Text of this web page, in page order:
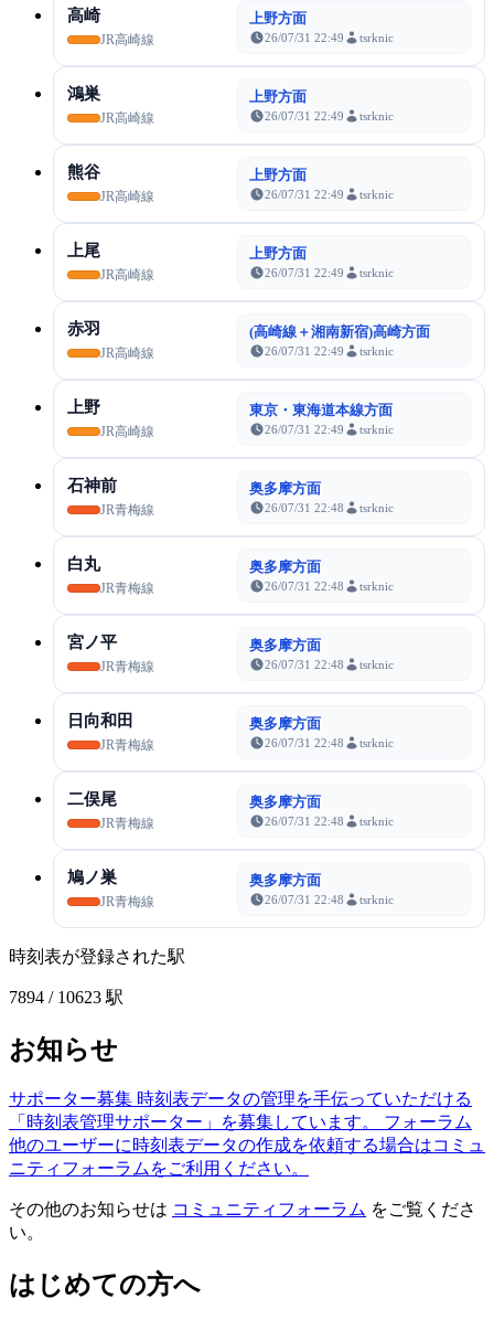
高崎
JR高崎線
上野方面
26/07/31 22:49 tsrknic
鴻巣
JR高崎線
上野方面
26/07/31 22:49 tsrknic
熊谷
JR高崎線
上野方面
26/07/31 22:49 tsrknic
上尾
JR高崎線
上野方面
26/07/31 22:49 tsrknic
赤羽
JR高崎線
(高崎線＋湘南新宿)高崎方面
26/07/31 22:49 tsrknic
上野
JR高崎線
東京・東海道本線方面
26/07/31 22:49 tsrknic
石神前
JR青梅線
奥多摩方面
26/07/31 22:48 tsrknic
白丸
JR青梅線
奥多摩方面
26/07/31 22:48 tsrknic
宮ノ平
JR青梅線
奥多摩方面
26/07/31 22:48 tsrknic
日向和田
JR青梅線
奥多摩方面
26/07/31 22:48 tsrknic
二俣尾
JR青梅線
奥多摩方面
26/07/31 22:48 tsrknic
鳩ノ巣
JR青梅線
奥多摩方面
26/07/31 22:48 tsrknic
時刻表が登録された駅
7894 / 10623 駅
お知らせ
サポーター募集 時刻表データの管理を手伝っていただける
「時刻表管理サポーター」を募集しています。
フォーラム
他のユーザーに時刻表データの作成を依頼する場合はコミュ
ニティフォーラムをご利用ください。
その他のお知らせは コミュニティフォーラム をご覧くださ
い。
はじめての方へ